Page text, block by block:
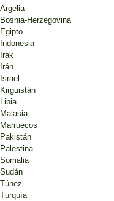
Argelia
Bosnia-Herzegovina
Egipto
Indonesia
Irak
Irán
Israel
Kirguistán
Libia
Malasia
Marruecos
Pakistán
Palestina
Somalia
Sudán
Túnez
Turquía